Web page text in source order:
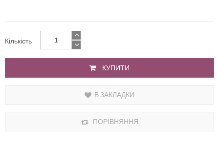
Кількість
КУПИТИ
В ЗАКЛАДКИ
ПОРІВНЯННЯ